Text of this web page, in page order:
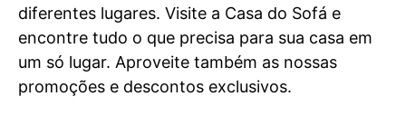
diferentes lugares. Visite a Casa do Sofá e
encontre tudo o que precisa para sua casa em
um só lugar. Aproveite também as nossas
promoções e descontos exclusivos.